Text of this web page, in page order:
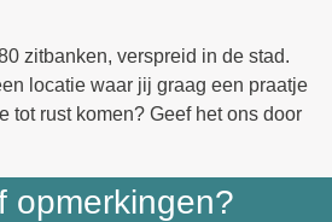
zitbanken, verspreid in de stad.
locatie waar jij graag een praatje
tot rust komen? Geef het ons door
opmerkingen?